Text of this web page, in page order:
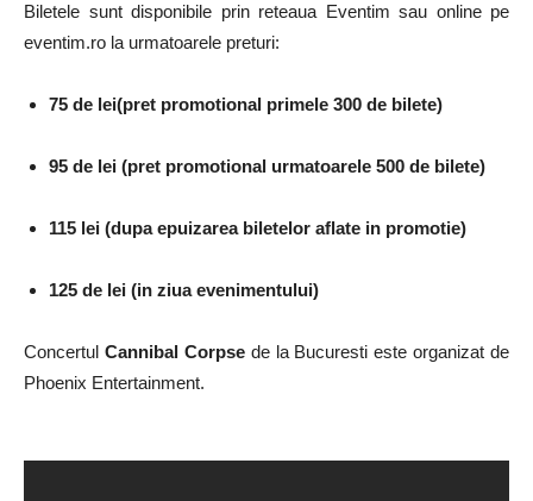
Biletele sunt disponibile prin reteaua Eventim sau online pe
eventim.ro la urmatoarele preturi:
75 de lei(pret promotional primele 300 de bilete)
95 de lei (pret promotional urmatoarele 500 de bilete)
115 lei (dupa epuizarea biletelor aflate in promotie)
125 de lei (in ziua evenimentului)
Concertul Cannibal Corpsede la Bucuresti este organizat de
Phoenix Entertainment.